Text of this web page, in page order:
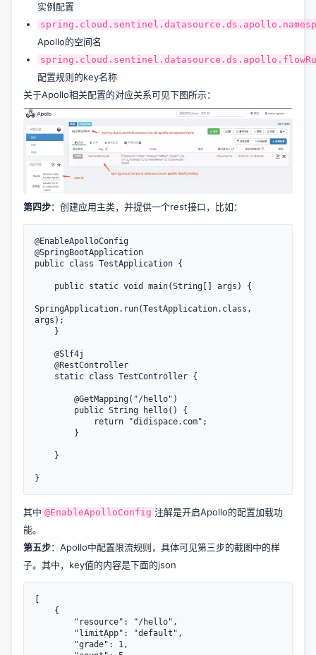
实例配置
Apollo的空间名
配置规则的key名称
关于Apollo相关配置的对应关系可见下图所示：
第四步：创建应用主类，并提供一个rest接口，比如：
@EnableApolloConfig
@SpringBootApplication
public class TestApplication {
SpringApplication.run(TestApplication.class,
args);
其中 @EnableApolloConfig 注解是开启Apollo的配置加载功
能。
第五步：Apollo中配置限流规则，具体可见第三步的截图中的样
子。其中，key值的内容是下面的json
[